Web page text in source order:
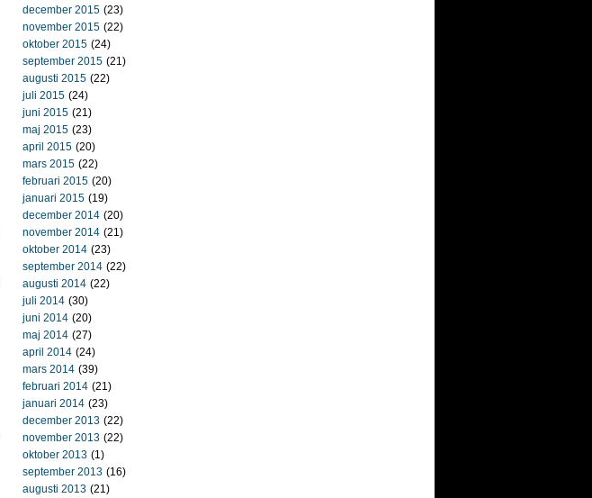
december 2015 (23)
november 2015 (22)
oktober 2015 (24)
september 2015 (21)
augusti 2015 (22)
juli 2015 (24)
juni 2015 (21)
maj 2015 (23)
april 2015 (20)
mars 2015 (22)
februari 2015 (20)
januari 2015 (19)
december 2014 (20)
november 2014 (21)
oktober 2014 (23)
september 2014 (22)
augusti 2014 (22)
juli 2014 (30)
juni 2014 (20)
maj 2014 (27)
april 2014 (24)
mars 2014 (39)
februari 2014 (21)
januari 2014 (23)
december 2013 (22)
november 2013 (22)
oktober 2013 (1)
september 2013 (16)
augusti 2013 (21)